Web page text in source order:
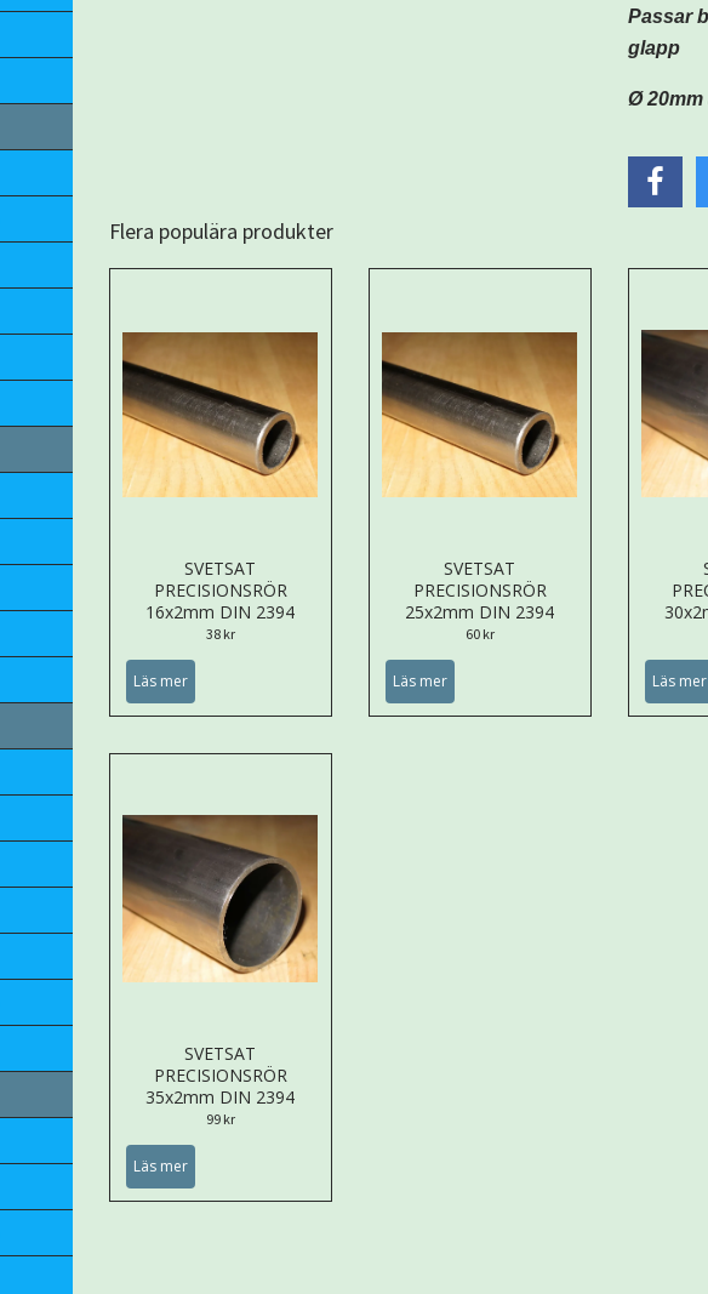
Passar
glapp
Ø 20mm
Flera populära produkter
SVETSAT
PRECISIONSRÖR
16x2mm DIN 2394
38 kr
Läs mer
SVETSAT
PRECISIONSRÖR
25x2mm DIN 2394
60 kr
Läs mer Läs mer
SVETSAT
PRECISIONSRÖR
35x2mm DIN 2394
99 kr
Läs mer